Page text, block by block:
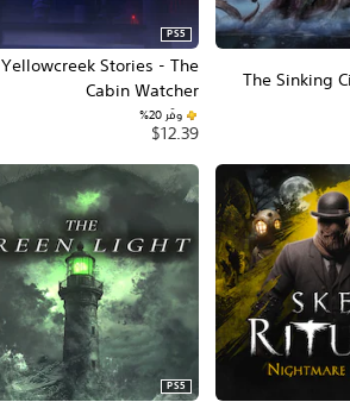
The Sinking
Yellowcreek Stories - The
Cabin Watcher
PS5
وفّر 20%‏
$12.39
PS5